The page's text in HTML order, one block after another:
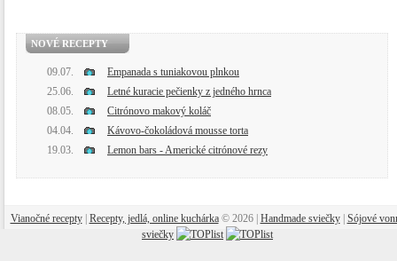
NOVÉ RECEPTY
09.07.
Empanada s tuniakovou plnkou
25.06.
Letné kuracie pečienky z jedného hrnca
08.05.
Citrónovo makový koláč
04.04.
Kávovo-čokoládová mousse torta
19.03.
Lemon bars - Americké citrónové rezy
Vianočné recepty| Recepty, jedlá, online kuchárka© 2026 | Handmade sviečky| Sójové
sviečky